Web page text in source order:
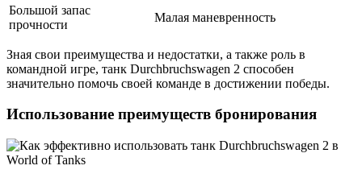
Большой запас
прочности
Малая маневренность
Зная свои преимущества и недостатки, а также роль в
командной игре, танк Durchbruchswagen 2 способен
значительно помочь своей команде в достижении победы.
Использование преимуществ бронирования